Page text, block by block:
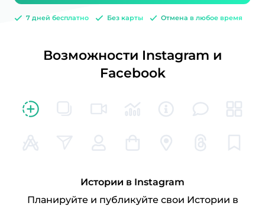
7 дней бесплатно Без карты Отмена в любое время
Возможности Instagram и
Facebook
Истории в Instagram
Планируйте и публикуйте свои Истории в